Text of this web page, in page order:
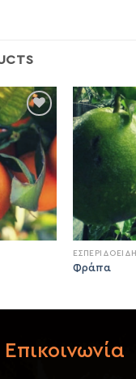
Add to
wishlist
ΕΣΠΕΡΙΔΟΕΙΔΗ
Φράπα
Επικοινωνία